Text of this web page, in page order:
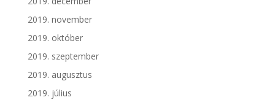
2019. november
2019. október
2019. szeptember
2019. augusztus
2019. július